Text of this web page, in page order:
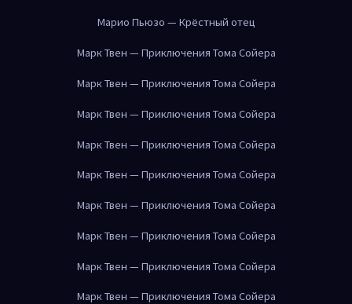
Марио Пьюзо — Крёстный отец
Марк Твен — Приключения Тома Сойера
Марк Твен — Приключения Тома Сойера
Марк Твен — Приключения Тома Сойера
Марк Твен — Приключения Тома Сойера
Марк Твен — Приключения Тома Сойера
Марк Твен — Приключения Тома Сойера
Марк Твен — Приключения Тома Сойера
Марк Твен — Приключения Тома Сойера
Марк Твен — Приключения Тома Сойера